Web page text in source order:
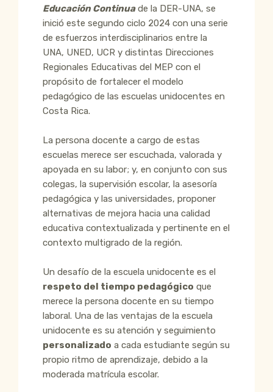
Educación Continuade la DER-UNA, se
inició este segundo ciclo 2024 con una serie
de esfuerzos interdisciplinarios entre la
UNA, UNED, UCR y distintas Direcciones
Regionales Educativas del MEP con el
propósito de fortalecer el modelo
pedagógico de las escuelas unidocentes en
Costa Rica.
La persona docente a cargo de estas
escuelas merece ser escuchada, valorada y
apoyada en su labor; y, en conjunto con sus
colegas, la supervisión escolar, la asesoría
pedagógica y las universidades, proponer
alternativas de mejora hacia una calidad
educativa contextualizada y pertinente en el
contexto multigrado de la región.
Un desafío de la escuela unidocente es el
respeto del tiempo pedagógico que
merece la persona docente en su tiempo
laboral. Una de las ventajas de la escuela
unidocente es su atención y seguimiento
personalizado a cada estudiante según su
propio ritmo de aprendizaje, debido a la
moderada matrícula escolar.